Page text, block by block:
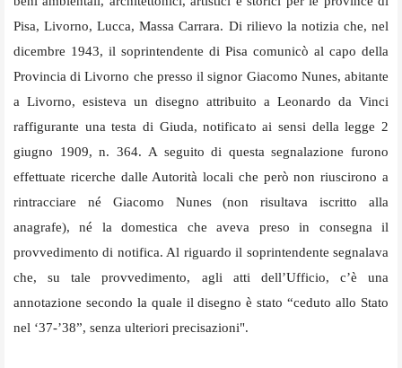
Pisa, Livorno, Lucca, Massa Carrara. Di rilievo la notizia che, nel
dicembre 1943, il soprintendente di Pisa comunicò al capo della
Provincia di Livorno che presso il signor Giacomo Nunes, abitante
a Livorno, esisteva un disegno attribuito a Leonardo da Vinci
raffigurante una testa di Giuda, notificato ai sensi della legge 2
giugno 1909, n. 364. A seguito di questa segnalazione furono
effettuate ricerche dalle Autorità locali che però non riuscirono a
rintracciare né Giacomo Nunes (non risultava iscritto alla
anagrafe), né la domestica che aveva preso in consegna il
provvedimento di notifica. Al riguardo il soprintendente segnalava
che, su tale provvedimento, agli atti dell’Ufficio, c’è una
annotazione secondo la quale il disegno è stato “ceduto allo Stato
nel ‘37-’38”, senza ulteriori precisazioni".